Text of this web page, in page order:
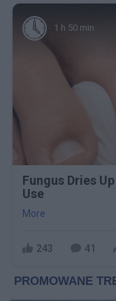
1 h 50 min
Fungus Dries
Use
More
243 41